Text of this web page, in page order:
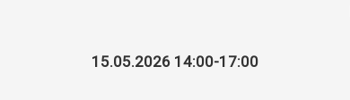
15.05.2026 14:00-17:00